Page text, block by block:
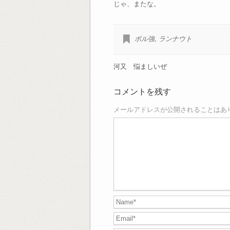
じゃ、またな。
ボル強, ランナウト
河又 悩ましいぜ
コメントを残す
メールアドレスが公開されることはあ